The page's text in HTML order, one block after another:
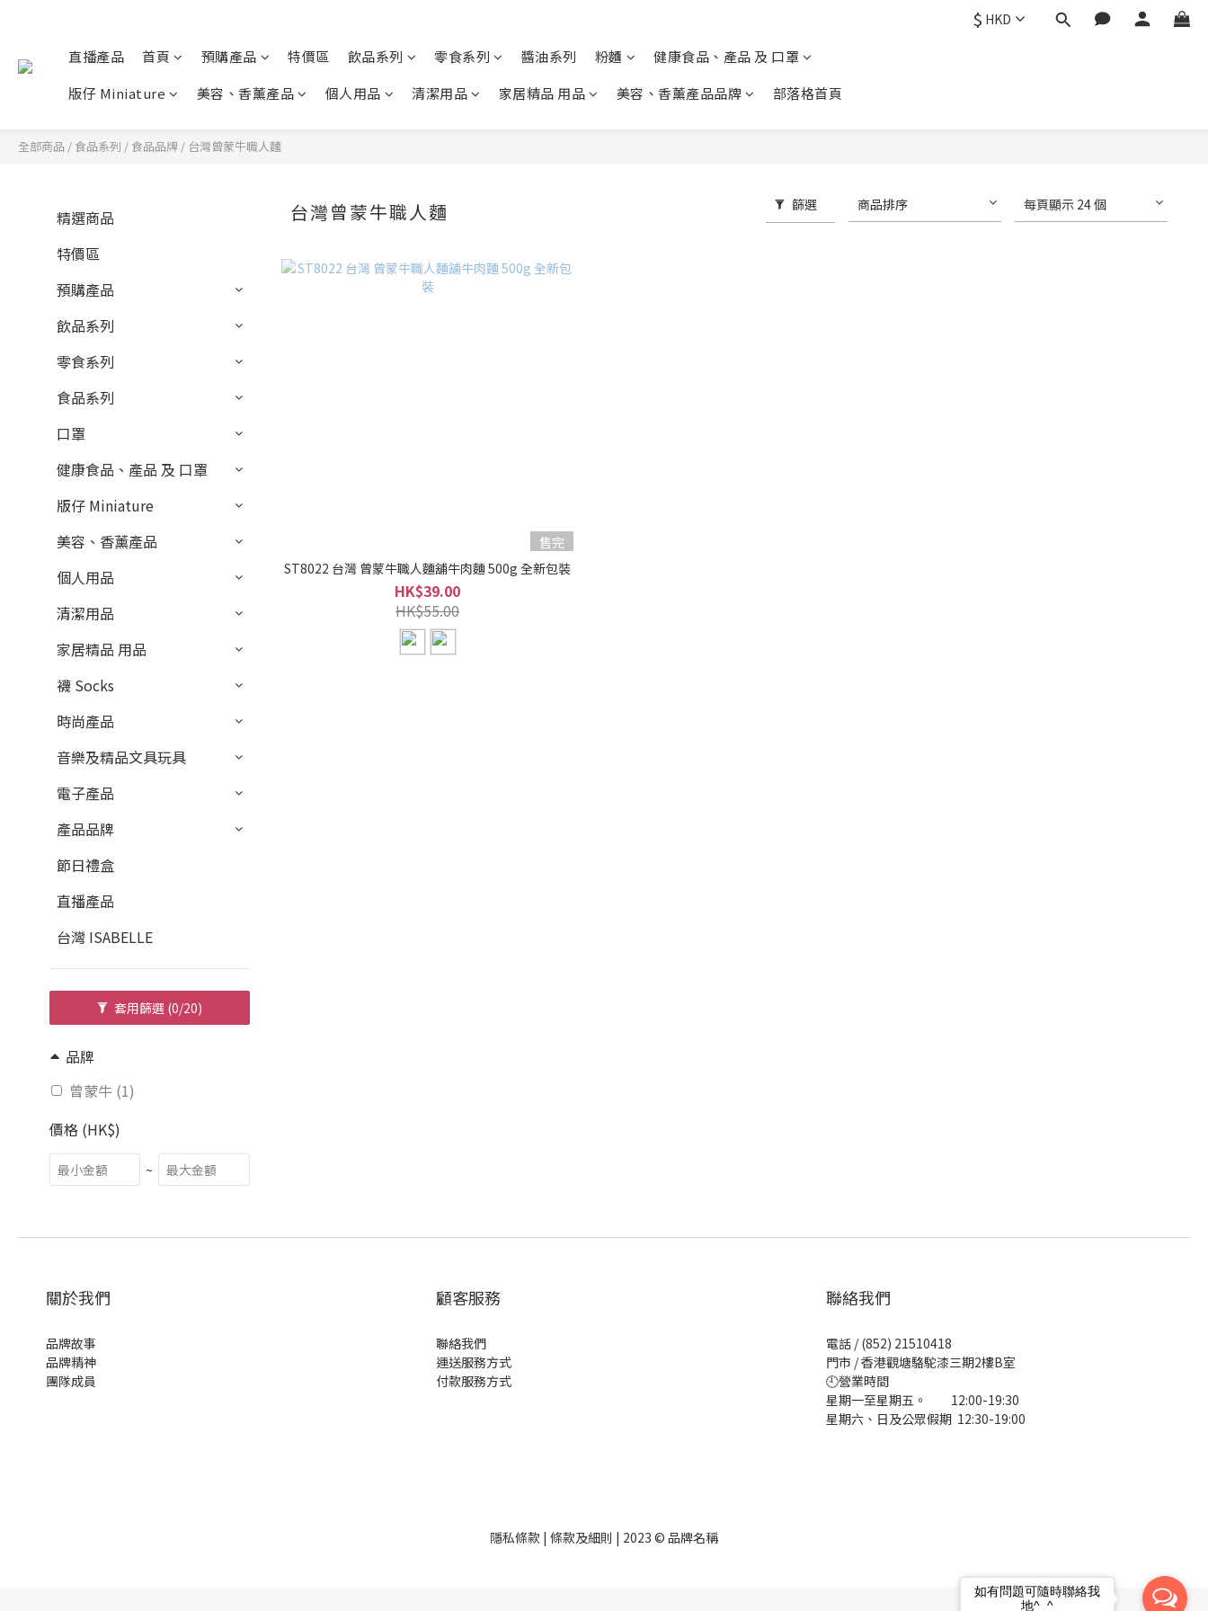
$ HKD
直播產品 首頁 預購產品 特價區 飲品系列 零食系列 醬油系列 粉麵
健康食品、產品 及 口罩
版仔 Miniature
美容、香薰產品 個人用品 清潔用品 家居精品 用品 美容、香薰產品品牌 部落格首頁
全部商品 / 食品系列 / 食品品牌 / 台灣曾蒙牛職人麵
精選商品
特價區
預購產品
飲品系列
零食系列
食品系列
口罩
健康食品、產品 及 口罩
版仔 Miniature
美容、香薰產品
個人用品
清潔用品
家居精品 用品
襪 Socks
時尚產品
音樂及精品文具玩具
電子產品
產品品牌
節日禮盒
直播產品
台灣 ISABELLE
套用篩選 (0/20)
品牌
曾蒙牛 (1)
價格 (HK$)
~
台灣曾蒙牛職人麵 篩選 商品排序 每頁顯示 24 個
售完
ST8022 台灣 曾蒙牛職人麵舖牛肉麵 500g 全新包裝
HK$39.00
HK$55.00
關於我們
品牌故事
品牌精神
團隊成員
顧客服務
聯絡我們
運送服務方式
付款服務方式
聯絡我們
電話 / (852) 21510418
門市 / 香港觀塘駱駝漆三期2樓B室
🕘營業時間
星期一至星期五。 12:00-19:30
星期六、日及公眾假期 12:30-19:00
隱私條款 | 條款及細則 | 2023 © 品牌名稱
如有問題可隨時聯絡我
地^_^